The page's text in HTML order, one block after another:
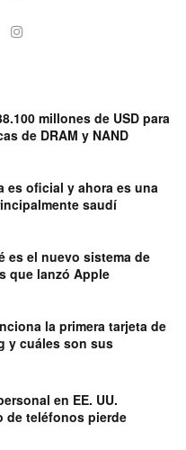
millones de USD para
de DRAM y NAND
es oficial y ahora es una
saudí
es el nuevo sistema de
que lanzó Apple
la primera tarjeta de
y cuáles son sus
en EE. UU.
de teléfonos pierde